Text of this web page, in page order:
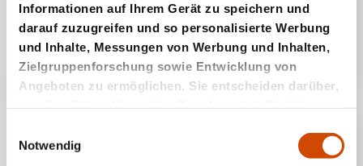
Informationen auf Ihrem Gerät zu speichern und
darauf zuzugreifen und so personalisierte Werbung
und Inhalte, Messungen von Werbung und Inhalten,
Zielgruppenforschung sowie Entwicklung von
Angeboten zu ermöglichen. Sie entscheiden darüber,
oder durch Klicken auf das Privacy Trigger Symbol
Notwendig
Bubble Raiders 2